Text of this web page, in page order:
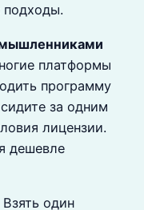
подходы.
платформы
программу
за одним
лицензии.
дешевле
Взять один